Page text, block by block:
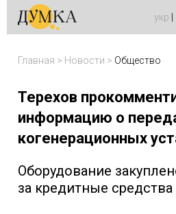
укр
Главная > Новости > Общество
Терехов
информацию о
когенерационных
Оборудование
за кредитные средства